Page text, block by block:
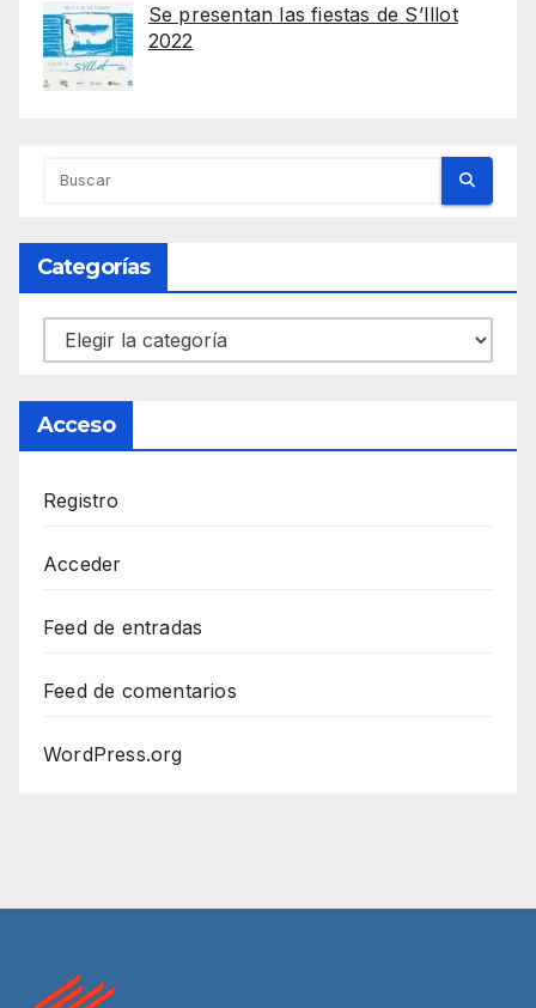
Se presentan las fiestas de S’Illot
2022
Categorías
Categorías
Acceso
Registro
Acceder
Feed de entradas
Feed de comentarios
WordPress.org